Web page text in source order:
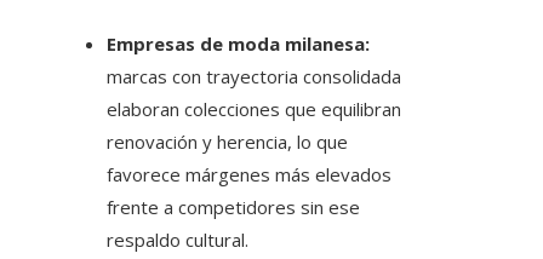
Empresas de moda milanesa:
marcas con trayectoria consolidada
elaboran colecciones que equilibran
renovación y herencia, lo que
favorece márgenes más elevados
frente a competidores sin ese
respaldo cultural.